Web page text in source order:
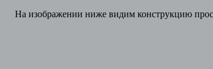
На изображении ниже видим конструкцию